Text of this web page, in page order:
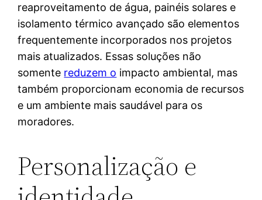
reaproveitamento de água, painéis solares e
isolamento térmico avançado são elementos
frequentemente incorporados nos projetos
mais atualizados. Essas soluções não
somente reduzem o impacto ambiental, mas
também proporcionam economia de recursos
e um ambiente mais saudável para os
moradores.
Personalização e